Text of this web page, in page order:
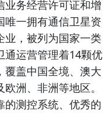
业务经营许可证和增
唯一拥有通信卫星资
业，被列为国家一类
通运营管理着14颗优
覆盖中国全境、澳大
洲、非洲等地区。
的测控系统、优秀的